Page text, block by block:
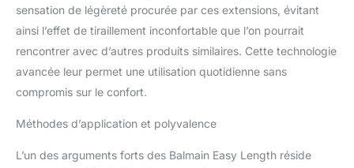
sensation de légèreté procurée par ces extensions, évitant
ainsi l’effet de tiraillement inconfortable que l’on pourrait
rencontrer avec d’autres produits similaires. Cette technologie
avancée leur permet une utilisation quotidienne sans
compromis sur le confort.
Méthodes d’application et polyvalence
L’un des arguments forts des Balmain Easy Length réside